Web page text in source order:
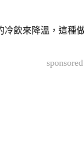
飲來降溫，這種